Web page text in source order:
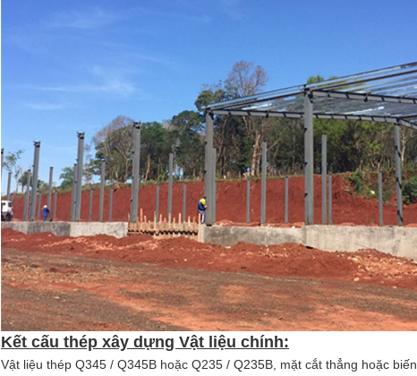
Kết cấu thép xây dựng Vật liệu chính:
Vật liệu thép Q345 / Q345B hoặc Q235 / Q235B, mặt cắt thẳng hoặc biến